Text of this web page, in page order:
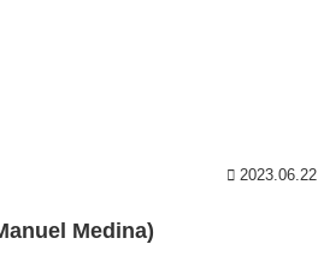
2023.06.22
Medina)